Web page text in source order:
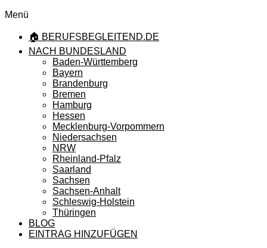
Menü
🏠 BERUFSBEGLEITEND.DE
NACH BUNDESLAND
Baden-Württemberg
Bayern
Brandenburg
Bremen
Hamburg
Hessen
Mecklenburg-Vorpommern
Niedersachsen
NRW
Rheinland-Pfalz
Saarland
Sachsen
Sachsen-Anhalt
Schleswig-Holstein
Thüringen
BLOG
EINTRAG HINZUFÜGEN